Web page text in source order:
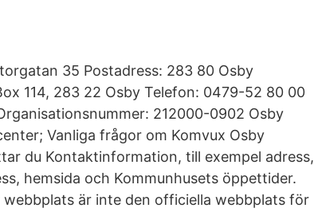
35 Postadress: 283 80 Osby
114, 283 22 Osby Telefon: 0479-52 80 00
212000-0902 Osby
Vanliga frågor om Komvux Osby
du Kontaktinformation, till exempel adress,
hemsida och Kommunhusets öppettider.
webbplats är inte den officiella webbplats för